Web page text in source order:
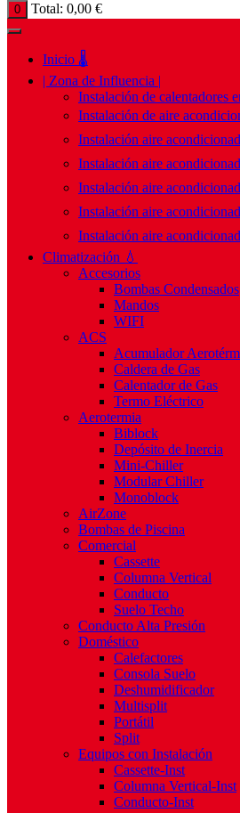
0 Total: 0,00 €
Inicio 🌡️
| Zona de Influencia |
Instalación de calentadores
Instalación de aire
Instalación aire
Instalación aire
Instalación aire
Instalación aire
Instalación aire
Climatización 💧
Accesorios
Bombas Condensados
Mandos
WIFI
ACS
Acumulador
Caldera de Gas
Calentador de Gas
Termo Eléctrico
Aerotermia
Biblock
Depósito de Inercia
Mini-Chiller
Modular Chiller
Monoblock
AirZone
Bombas de Piscina
Comercial
Cassette
Columna Vertical
Conducto
Suelo Techo
Conducto Alta Presión
Doméstico
Calefactores
Consola Suelo
Deshumidificador
Multisplit
Portátil
Split
Equipos con Instalación
Cassette-Inst
Columna Vertical-Inst
Conducto-Inst